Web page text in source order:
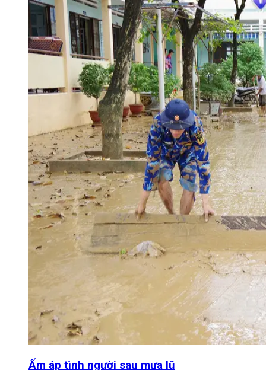
Ấm áp tình người sau mưa lũ